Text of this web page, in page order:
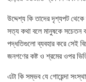
উদ্দেশ্য কি তাদের দৃশ্যপট থেকে
সত্য কথা বলে মানুষকে সচেতন
পদ্ধতিগুলো ব্যবহার করে সেই
জনগণের কষ্ট ও শ্রমের ওপর
এটা কি সম্ভব যে গোয়েন্দা